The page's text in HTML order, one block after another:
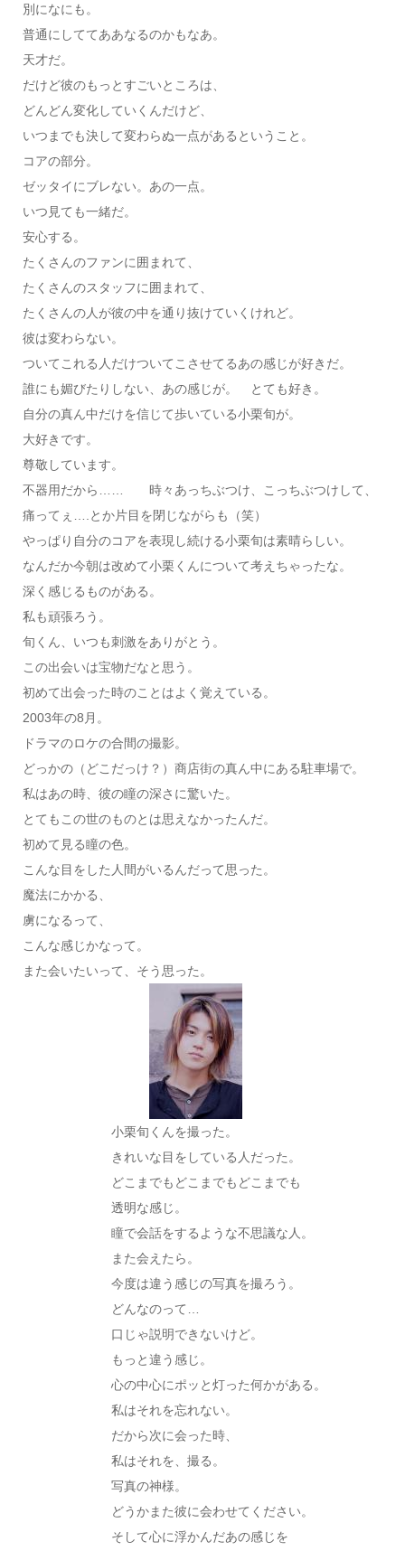
別になにも。
普通にしててああなるのかもなあ。
天才だ。
だけど彼のもっとすごいところは、
どんどん変化していくんだけど、
いつまでも決して変わらぬ一点があるということ。
コアの部分。
ゼッタイにブレない。あの一点。
いつ見ても一緒だ。
安心する。
たくさんのファンに囲まれて、
たくさんのスタッフに囲まれて、
たくさんの人が彼の中を通り抜けていくけれど。
彼は変わらない。
ついてこれる人だけついてこさせてるあの感じが好きだ。
誰にも媚びたりしない、あの感じが。 とても好き。
自分の真ん中だけを信じて歩いている小栗旬が。
大好きです。
尊敬しています。
不器用だから…… 時々あっちぶつけ、こっちぶつけして、
痛ってぇ….とか片目を閉じながらも（笑）
やっぱり自分のコアを表現し続ける小栗旬は素晴らしい。
なんだか今朝は改めて小栗くんについて考えちゃったな。
深く感じるものがある。
私も頑張ろう。
旬くん、いつも刺激をありがとう。
この出会いは宝物だなと思う。
初めて出会った時のことはよく覚えている。
2003年の8月。
ドラマのロケの合間の撮影。
どっかの（どこだっけ？）商店街の真ん中にある駐車場で。
私はあの時、彼の瞳の深さに驚いた。
とてもこの世のものとは思えなかったんだ。
初めて見る瞳の色。
こんな目をした人間がいるんだって思った。
魔法にかかる、
虜になるって、
こんな感じかなって。
また会いたいって、そう思った。
小栗旬くんを撮った。
きれいな目をしている人だった。
どこまでもどこまでもどこまでも
透明な感じ。
瞳で会話をするような不思議な人。
また会えたら。
今度は違う感じの写真を撮ろう。
どんなのって…
口じゃ説明できないけど。
もっと違う感じ。
心の中心にポッと灯った何かがある。
私はそれを忘れない。
だから次に会った時、
私はそれを、撮る。
写真の神様。
どうかまた彼に会わせてください。
そして心に浮かんだあの感じを